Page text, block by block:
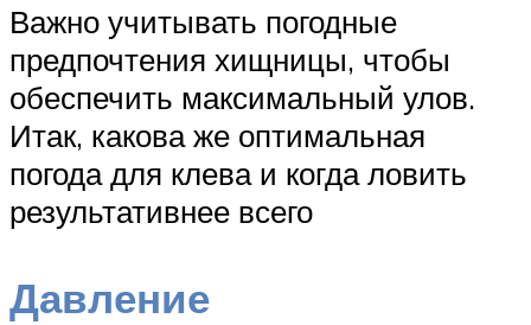
Важно учитывать погодные
предпочтения хищницы, чтобы
обеспечить максимальный улов.
Итак, какова же оптимальная
погода для клева и когда ловить
результативнее всего
Давление